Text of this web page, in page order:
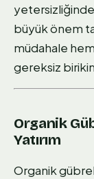
büyük önem
müdahale
gereksiz
Organik
Yatırım
Organik